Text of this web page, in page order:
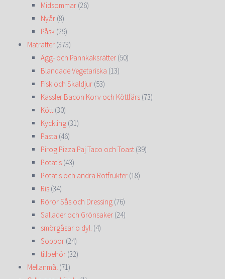
Midsommar (26)
Nyår (8)
Påsk (29)
Maträtter (373)
Ägg- och Pannkaksrätter (50)
Blandade Vegetariska (13)
Fisk och Skaldjur (53)
Kassler Bacon Korv och Köttfärs (73)
Kött (30)
Kyckling (31)
Pasta (46)
Pirog Pizza Paj Taco och Toast (39)
Potatis (43)
Potatis och andra Rotfrukter (18)
Ris (34)
Röror Sås och Dressing (76)
Sallader och Grönsaker (24)
smörgåsar o dyl. (4)
Soppor (24)
tillbehör (32)
Mellanmål (71)